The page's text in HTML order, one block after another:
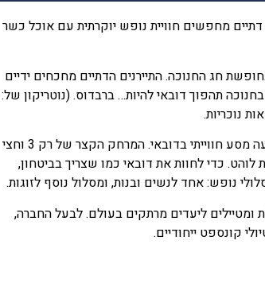
מחפשים חוויית נופש יוקרתית עם אוכל כשר
חג החנוכה. התיירנים הדתיים מחכחים ידיים
תהפוך דובאי להיות… ברבדוס. (נוטריקון של:
נוכריות.
כנראה חלק ממטפחות הבובו יהיו שם בזכות חברת "תהילה תיירות ונופש" שמציעה מסע חווייתי בדובאי. המרחק הקצר של רק 3 וחצי
לוהט. כדי לחוות את דובאי כמו שצריך בביטחון,
ומטיילים ליעדים מרתקים בעולם. לבעל החברה,
קונספט ייחודיים.